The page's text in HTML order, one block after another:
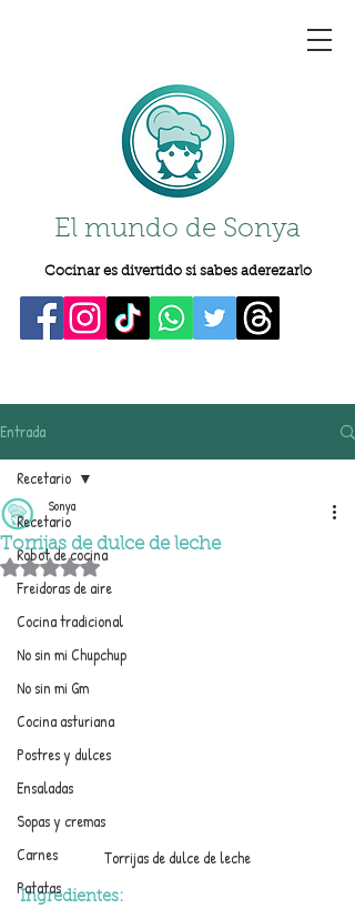
El mundo de Sonya
Cocinar es divertido si sabes aderezarlo
Entrada
Recetario
Robot de cocina
Freidoras de aire
Cocina tradicional
No sin mi Chupchup
No sin mi Gm
Cocina asturiana
Postres y dulces
Ensaladas
Sopas y cremas
Carnes
Patatas
Recetario
Torrijas de dulce de leche
Sonya
Obtuvo NaN de 5 estrellas.
Torrijas de dulce de leche
Ingredientes: